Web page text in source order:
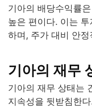
기아의 배당수익률
높은 편이다. 이는
하며, 주가 대비 안
기아의 재무
기아의 재무 상태는
지속성을 뒷받침한